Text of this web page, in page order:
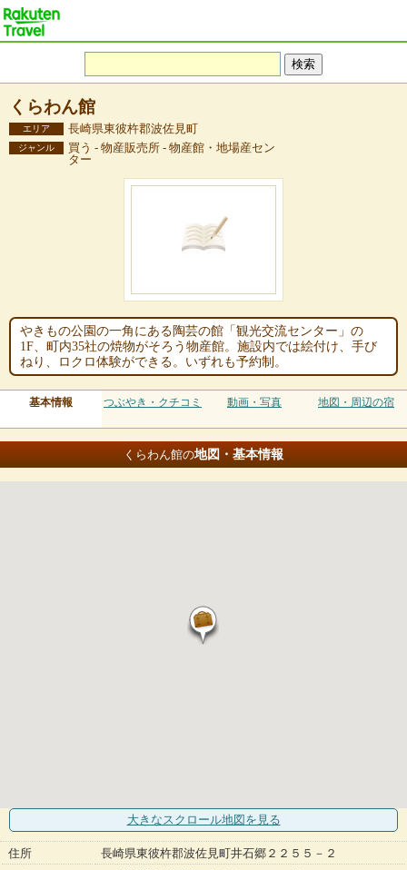
くらわん館
エリア 長崎県東彼杵郡波佐見町
ジャンル
買う - 物産販売所 - 物産館・地場産セン
ター
やきもの公園の一角にある陶芸の館「観光交流センター」の
1F、町内35社の焼物がそろう物産館。施設内では絵付け、手び
ねり、ロクロ体験ができる。いずれも予約制。
基本情報 つぶやき・クチコミ 動画・写真 地図・周辺の宿
くらわん館の地図・基本情報
大きなスクロール地図 を見る
住所
長崎県東彼杵郡波佐見町井石郷２２５５－２